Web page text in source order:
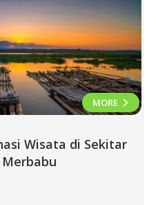
MORE
Wisata di Sekitar